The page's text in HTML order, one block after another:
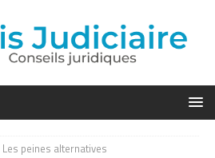
Les peines alternatives